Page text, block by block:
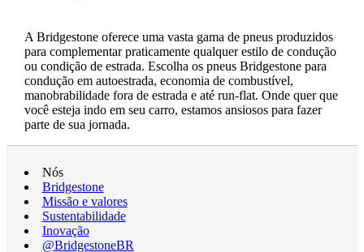
A Bridgestone oferece uma vasta gama de pneus produzidos
para complementar praticamente qualquer estilo de condução
ou condição de estrada. Escolha os pneus Bridgestone para
condução em autoestrada, economia de combustível,
manobrabilidade fora de estrada e até run-flat. Onde quer que
você esteja indo em seu carro, estamos ansiosos para fazer
parte de sua jornada.
Nós
Bridgestone
Missão e valores
Sustentabilidade
Inovação
@BridgestoneBR